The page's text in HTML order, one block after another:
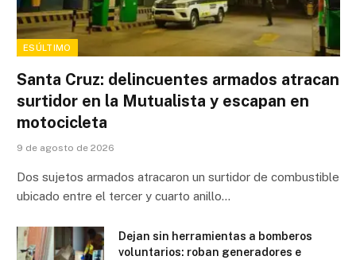
ESÚLTIMO
Santa Cruz: delincuentes armados atracan
surtidor en la Mutualista y escapan en
motocicleta
9 de agosto de 2026
Dos sujetos armados atracaron un surtidor de combustible
ubicado entre el tercer y cuarto anillo…
Dejan sin herramientas a bomberos
voluntarios: roban generadores e